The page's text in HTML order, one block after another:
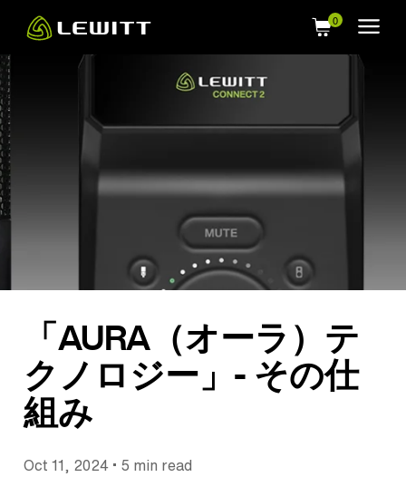
main
content
「AURA（オーラ）テ
クノロジー」- その仕
組み
Oct 11, 2024 • 5 min read